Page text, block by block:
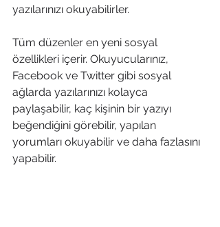
yazılarınızı okuyabilirler.
Tüm düzenler en yeni sosyal
özellikleri içerir. Okuyucularınız,
Facebook ve Twitter gibi sosyal
ağlarda yazılarınızı kolayca
paylaşabilir, kaç kişinin bir yazıyı
beğendiğini görebilir, yapılan
yorumları okuyabilir ve daha fazlasını
yapabilir.